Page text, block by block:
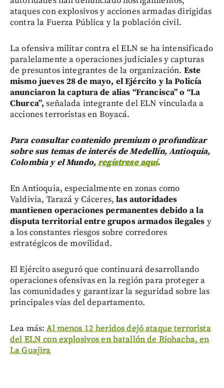
ataques con explosivos y acciones armadas dirigidas
contra la Fuerza Pública y la población civil.
La ofensiva militar contra el ELN se ha intensificado
paralelamente a operaciones judiciales y capturas
de presuntos integrantes de la organización. Este
mismo jueves 28 de mayo, el Ejército y la Policía
anunciaron la captura de alias “Francisca” o “La
Churca”, señalada integrante del ELN vinculada a
acciones terroristas en Boyacá.
Para consultar contenido premium o profundizar
sobre sus temas de interés de Medellín, Antioquia,
Colombia y el Mundo,regístrese aquí.
En Antioquia, especialmente en zonas como
Valdivia, Tarazá y Cáceres,las autoridades
mantienen operaciones permanentes debido a la
disputa territorial entre grupos armados ilegales y
a los constantes riesgos sobre corredores
estratégicos de movilidad.
El Ejército aseguró que continuará desarrollando
operaciones ofensivas en la región para proteger a
las comunidades y garantizar la seguridad sobre las
principales vías del departamento.
Lea más:Al menos 12 heridos dejó ataque terrorista
del ELN con explosivos en batallón de Riohacha, en
La Guajira